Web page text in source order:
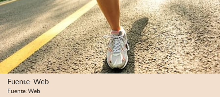
Fuente: Web
Fuente: Web